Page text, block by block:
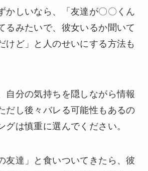
かしいなら、「友達が〇〇くん
るみたいで、彼女いるか聞いて
けど」と人のせいにする方法も
自分の気持ちを隠しながら情報
だし後々バレる可能性もあるの
グは慎重に選んでください。
友達」と食いついてきたら、彼